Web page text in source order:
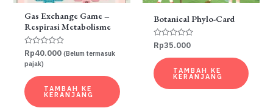
Gas Exchange Game –
Respirasi Metabolisme
Dinilai
0
dari
Rp40.000 (Belum termasuk
pajak)
TAMBAH KE
KERANJANG
Botanical Phylo-Card
Dinilai
0
dari
5
Rp35.000
TAMBAH KE
KERANJANG